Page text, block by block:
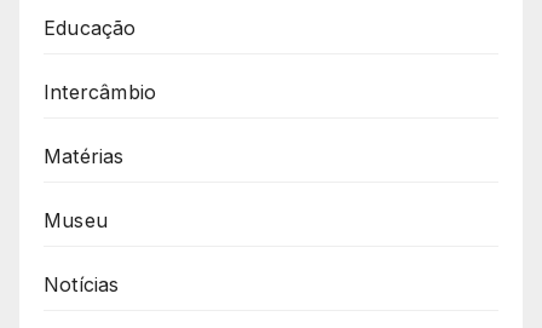
Educação
Intercâmbio
Matérias
Museu
Notícias